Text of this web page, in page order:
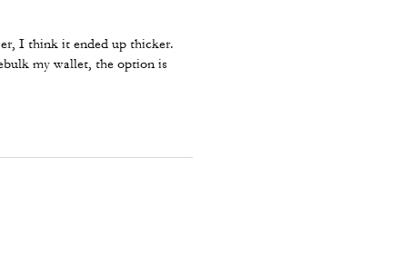
I think it ended up thicker.
my wallet, the option is